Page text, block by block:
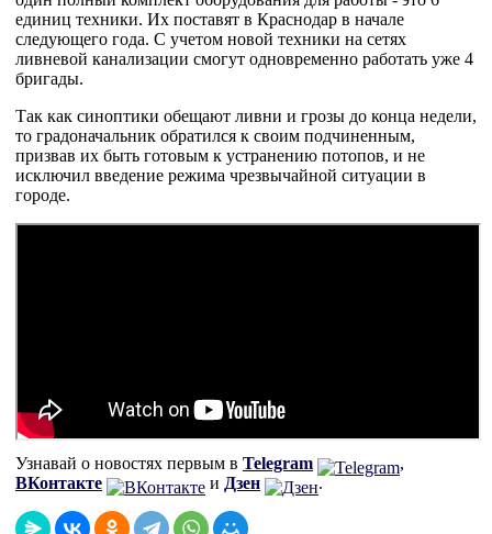
единиц техники. Их поставят в Краснодар в начале
следующего года. С учетом новой техники на сетях
ливневой канализации смогут одновременно работать уже 4
бригады.
Так как синоптики обещают ливни и грозы до конца недели,
то градоначальник обратился к своим подчиненным,
призвав их быть готовым к устранению потопов, и не
исключил введение режима чрезвычайной ситуации в
городе.
Узнавай о новостях первым в Telegram
,
ВКонтакте
и Дзен .